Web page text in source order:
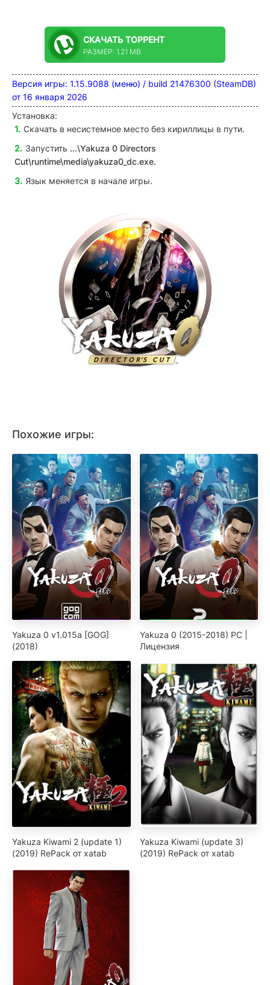
СКАЧАТЬ ТОРРЕНТ
РАЗМЕР: 1.21 MB
Версия игры: 1.15.9088 (меню) / build 21476300 (SteamDB)
от 16 января 2026
Установка:
Скачать в несистемное место без кириллицы в пути.
Запустить ...\Yakuza 0 Directors
Cut\runtime\media\yakuza0_dc.exe.
Язык меняется в начале игры.
Похожие игры:
Yakuza 0 v1.015a [GOG]
(2018)
Yakuza 0 (2015-2018) PC |
Лицензия
Yakuza Kiwami 2 (update 1)
(2019) RePack от xatab
Yakuza Kiwami (update 3)
(2019) RePack от xatab